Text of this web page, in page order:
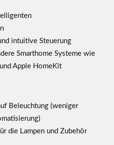
intuitive Steuerung
Smarthome Systeme wie
Apple HomeKit
Beleuchtung (weniger
die Lampen und Zubehör